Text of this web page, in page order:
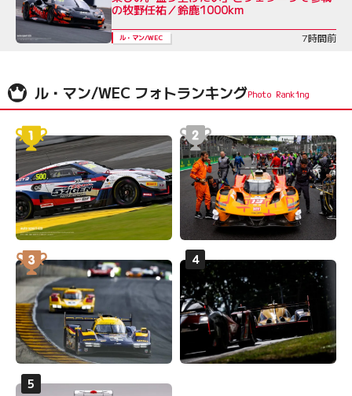
の牧野任祐／鈴鹿1000km
ル・マン/WEC 7時間前
ル・マン/WEC フォトランキング